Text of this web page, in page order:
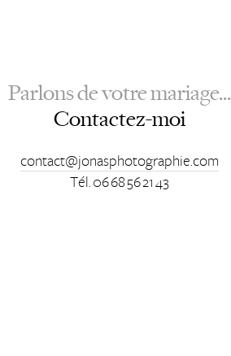
Parlons de votre mariage...
Contactez-moi
contact@jonasphotographie.com
Tél. 06 68 56 21 43